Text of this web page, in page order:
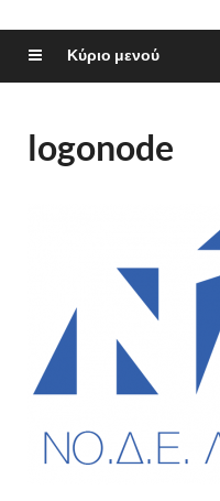
Κύριο μενού
logonode